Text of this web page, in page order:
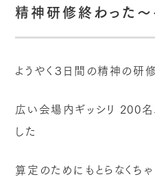
精神研修終わった～
ようやく３日間の精神の研
広い会場内ギッシリ 200名
した
算定のためにもとらなくちゃ